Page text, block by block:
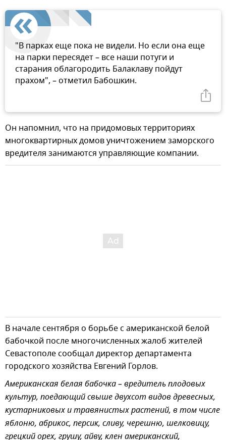
"В парках еще пока не видели. Но если она еще
на парки пересядет – все наши потуги и
старания облагородить Балаклаву пойдут
прахом", – отметил Бабошкин.
Он напомнил, что на придомовых территориях
многоквартирных домов уничтожением заморского
вредителя занимаются управляющие компании.
В начале сентября о борьбе с американской белой
бабочкой после многочисленных жалоб жителей
Севастополе сообщал директор департамента
городского хозяйства Евгений Горлов.
Американская белая бабочка – вредитель плодовых
культур, поедающий свыше двухсот видов древесных,
кустарниковых и травянистых растений, в том числе
яблоню, абрикос, персик, сливу, черешню, шелковицу,
грецкий орех, грушу, айву, клен американский,